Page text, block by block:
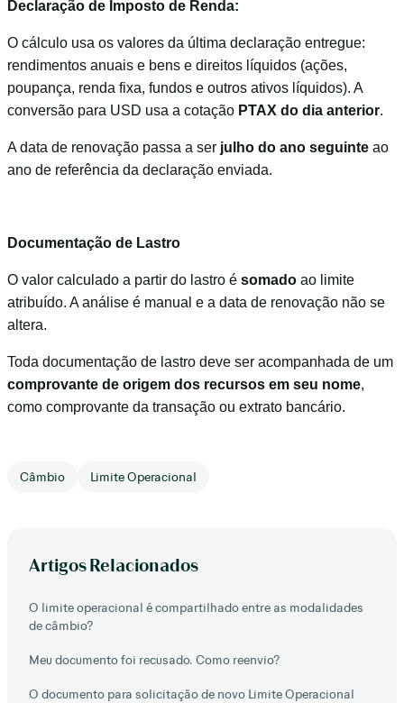
Declaração de Imposto de Renda:
O cálculo usa os valores da última declaração entregue:
rendimentos anuais e bens e direitos líquidos (ações,
poupança, renda fixa, fundos e outros ativos líquidos). A
conversão para USD usa a cotação PTAX do dia anterior.
A data de renovação passa a ser julho do ano seguinte ao
ano de referência da declaração enviada.
Documentação de Lastro
O valor calculado a partir do lastro é somado ao limite
atribuído. A análise é manual e a data de renovação não se
altera.
Toda documentação de lastro deve ser acompanhada de um
comprovante de origem dos recursos em seu nome,
como comprovante da transação ou extrato bancário.
Câmbio Limite Operacional
Artigos Relacionados
O limite operacional é compartilhado entre as modalidades
de câmbio?
Meu documento foi recusado. Como reenvio?
O documento para solicitação de novo Limite Operacional